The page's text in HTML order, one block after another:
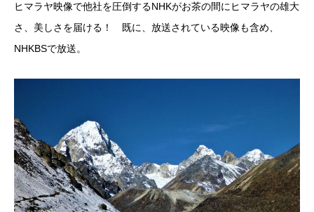
ヒマラヤ映像で他社を圧倒するNHKがお茶の間にヒマラヤの雄大
さ、美しさを届ける！ 既に、放送されている映像も含め、
NHKBSで放送。